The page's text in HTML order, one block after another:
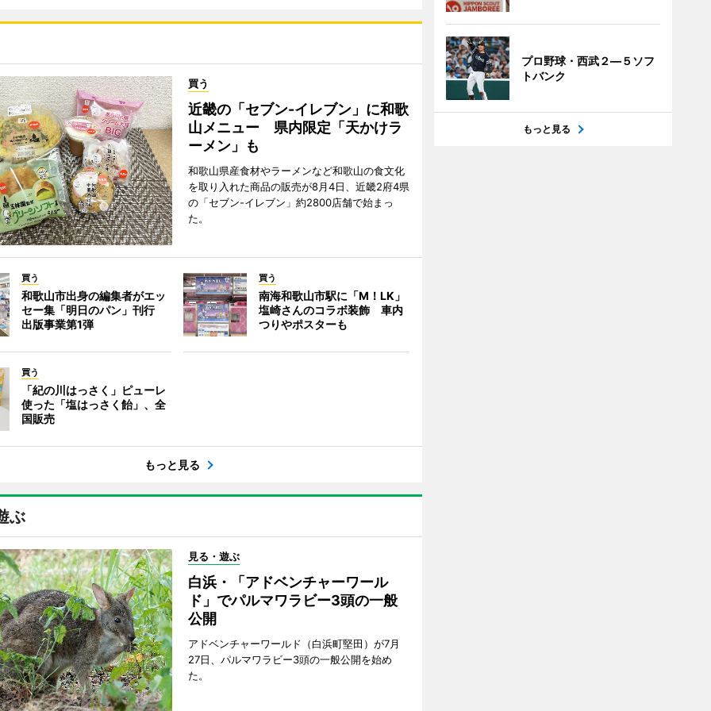
買う
近畿の「セブン-イレブン」に和歌
山メニュー 県内限定「天かけラ
ーメン」も
和歌山県産食材やラーメンなど和歌山の食文化
を取り入れた商品の販売が8月4日、近畿2府4県
の「セブン-イレブン」約2800店舗で始まっ
た。
買う
和歌山市出身の編集者がエッ
セー集「明日のパン」刊行
出版事業第1弾
買う
南海和歌山市駅に「M！LK」
塩崎さんのコラボ装飾 車内
つりやポスターも
買う
「紀の川はっさく」ピューレ
使った「塩はっさく飴」、全
国販売
もっと見る
ぶ
見る・遊ぶ
白浜・「アドベンチャーワール
ド」でパルマワラビー3頭の一般
公開
アドベンチャーワールド（白浜町堅田）が7月
27日、パルマワラビー3頭の一般公開を始め
た。
プロ野球・西武２―５ソフ
トバンク
もっと見る